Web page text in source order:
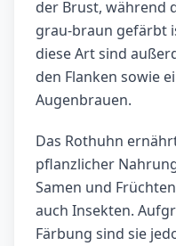
der Brust, während
grau-braun gefärbt
diese Art sind
den Flanken sowie
Augenbrauen.
Das Rothuhn
pflanzlicher
Samen und
auch Insekten.
Färbung sind sie